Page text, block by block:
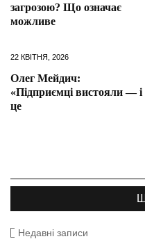
загрозою? Що означає
можливе
22 КВІТНЯ, 2026
Олег Мейдич:
«Підприємці вистояли — і
це
Недавні записи